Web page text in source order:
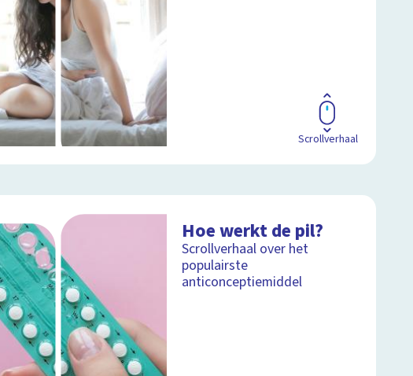
Scrollverhaal
Hoe werkt de pil?
Scrollverhaal over het
populairste
anticonceptiemiddel